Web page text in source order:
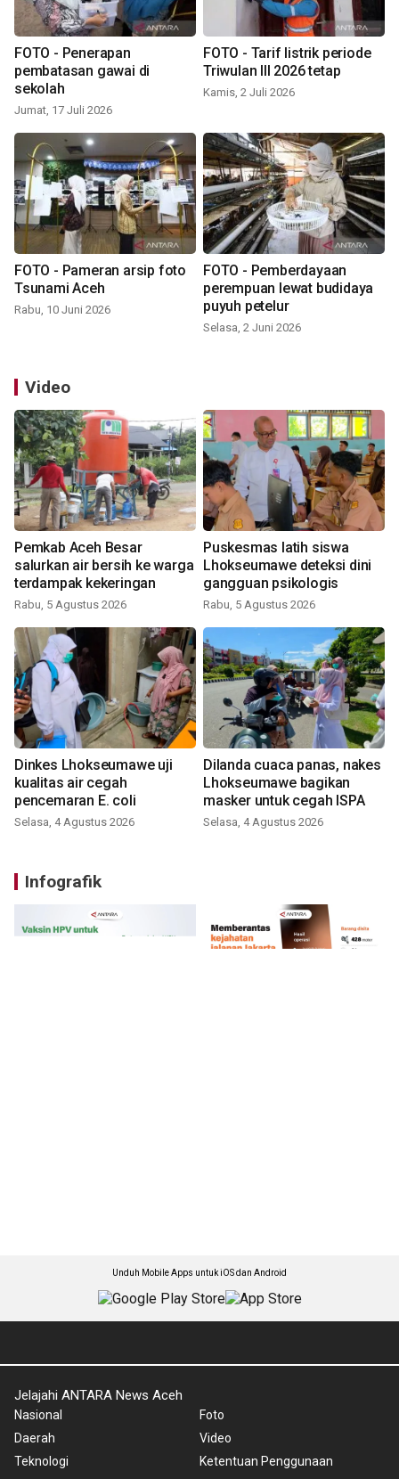
FOTO - Penerapan
pembatasan gawai di
sekolah
Jumat, 17 Juli 2026
FOTO - Tarif listrik periode
Triwulan III 2026 tetap
Kamis, 2 Juli 2026
FOTO - Pameran arsip foto
Tsunami Aceh
Rabu, 10 Juni 2026
FOTO - Pemberdayaan
perempuan lewat budidaya
puyuh petelur
Selasa, 2 Juni 2026
Video
Pemkab Aceh Besar
salurkan air bersih ke warga
terdampak kekeringan
Rabu, 5 Agustus 2026
Puskesmas latih siswa
Lhokseumawe deteksi dini
gangguan psikologis
Rabu, 5 Agustus 2026
Dinkes Lhokseumawe uji
kualitas air cegah
pencemaran E. coli
Selasa, 4 Agustus 2026
Dilanda cuaca panas, nakes
Lhokseumawe bagikan
masker untuk cegah ISPA
Selasa, 4 Agustus 2026
Infografik
Unduh Mobile Apps untuk iOS dan Android
Jelajahi ANTARA News Aceh
Nasional
Daerah
Teknologi
Foto
Video
Ketentuan Penggunaan